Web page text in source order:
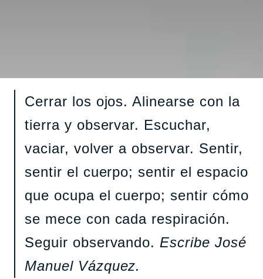
Cerrar los ojos. Alinearse con la
tierra y observar. Escuchar,
vaciar, volver a observar. Sentir,
sentir el cuerpo; sentir el espacio
que ocupa el cuerpo; sentir cómo
se mece con cada respiración.
Seguir observando. Escribe José
Manuel Vázquez.